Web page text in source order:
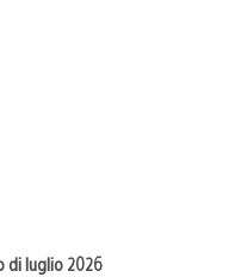
di luglio 2026